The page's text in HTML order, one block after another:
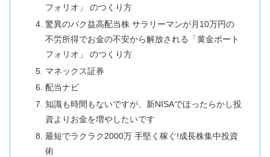
フォリオ」 のつくり方
驚異のバク益高配当株 サラリーマンが月10万円の
不労所得でお金の不安から解放される「黄金ポート
フォリオ」 のつくり方
マネックス証券
配当ナビ
知識も時間もないですが、新NISAでほったらかし投
資よりお金を増やしたいです
最短でラクラク2000万 手堅く稼ぐ!成長株集中投資
術